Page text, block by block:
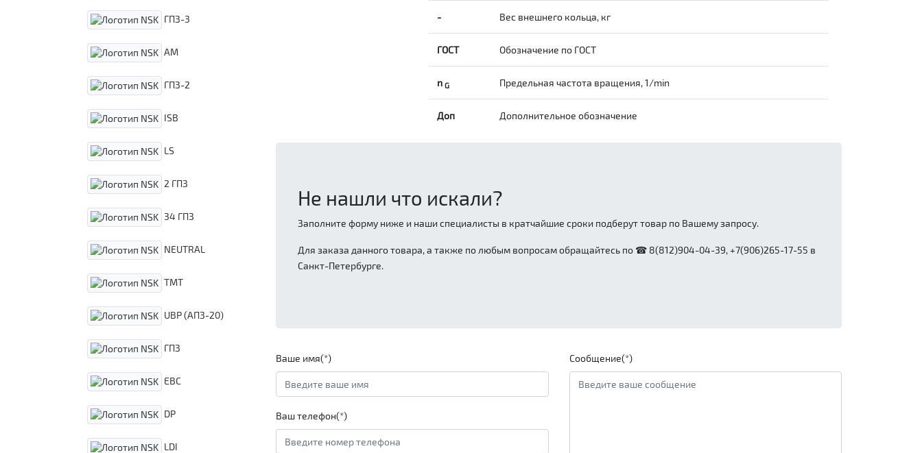
ГПЗ-3
АМ
ГПЗ-2
ISB
LS
2 ГПЗ
34 ГПЗ
NEUTRAL
TMT
UBP (АПЗ-20)
ГПЗ
EBC
DP
LDI
- Вес внешнего кольца, кг
ГОСТ Обозначение по ГОСТ
nG Предельная частота вращения, 1/min
Доп Дополнительное обозначение
Не нашли что искали?
Заполните форму ниже и наши специалисты в кратчайшие сроки подберут товар по Вашему запросу.
Для заказа данного товара, а также по любым вопросам обращайтесь по ☎ 8(812)904-04-39, +7(906)265-17-55 в
Санкт-Петербурге.
Ваше имя(*)
Ваш телефон(*)
Сообщение(*)